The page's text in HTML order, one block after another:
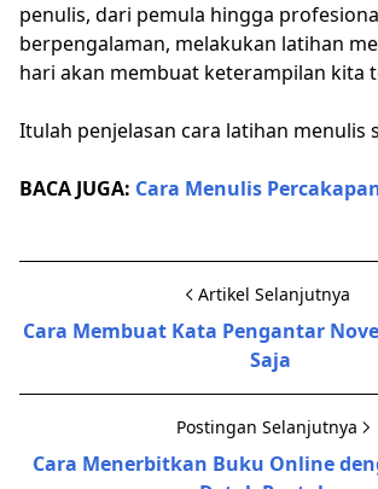
penulis, dari pemula hingga
berpengalaman, melakukan latihan
hari akan membuat keterampilan kita
Itulah penjelasan cara latihan menulis
BACA JUGA: Cara Menulis
Artikel Selanjutnya
Cara Membuat Kata Pengantar
Saja
Postingan Selanjutnya
Cara Menerbitkan Buku Online